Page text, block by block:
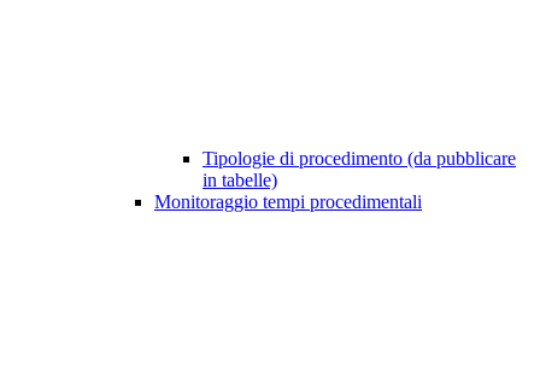
Tipologie di procedimento (da pubblicare
in tabelle)
Monitoraggio tempi procedimentali